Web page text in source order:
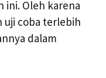
ini. Oleh karena
coba terlebih
dalam